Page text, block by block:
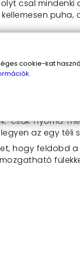
csal mindenki
kellemesen
kombinálható
átmérője
és
csak nyomd
az egy
hogy feldobd
cookie-kat